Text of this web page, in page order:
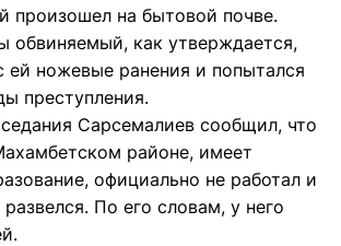
произошел на бытовой почве.
обвиняемый, как утверждается,
ей ножевые ранения и попытался
преступления.
Сарсемалиев сообщил, что
районе, имеет
официально не работал и
По его словам, у него